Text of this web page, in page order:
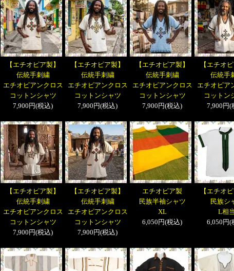
【エチオピア製】
伝統手刺繍
エチオピアンクロス
コットンシャツ
7,900円(税込)
【エチオピア製】
伝統手刺繍
エチオピアンクロス
コットンシャツ
7,900円(税込)
【エチオピア製】
伝統手刺繍
エチオピアンクロス
コットンシャツ
7,900円(税込)
【エチオピ
伝統手
エチオピア
コットン
7,900円(
【エチオピア製】
伝統手刺繍
エチオピアンクロス
コットンシャツ
7,900円(税込)
【エチオピア製】
伝統手刺繍
エチオピアンクロス
コットンシャツ
7,900円(税込)
エチオピア製
民族半袖シャツ
XL
6,050円(税込)
【エチオピ
民族シ
L相当
6,050円(